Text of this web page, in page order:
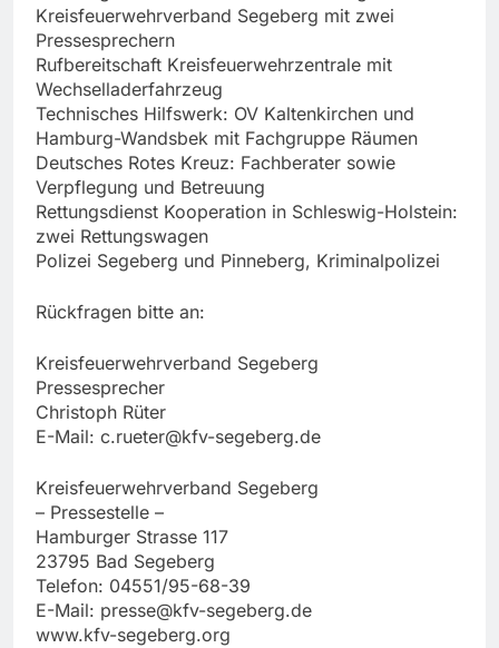
Kreisfeuerwehrverband Segeberg mit zwei
Pressesprechern
Rufbereitschaft Kreisfeuerwehrzentrale mit
Wechselladerfahrzeug
Technisches Hilfswerk: OV Kaltenkirchen und
Hamburg-Wandsbek mit Fachgruppe Räumen
Deutsches Rotes Kreuz: Fachberater sowie
Verpflegung und Betreuung
Rettungsdienst Kooperation in Schleswig-Holstein:
zwei Rettungswagen
Polizei Segeberg und Pinneberg, Kriminalpolizei
Rückfragen bitte an:
Kreisfeuerwehrverband Segeberg
Pressesprecher
Christoph Rüter
E-Mail: c.rueter@kfv-segeberg.de
Kreisfeuerwehrverband Segeberg
– Pressestelle –
Hamburger Strasse 117
23795 Bad Segeberg
Telefon: 04551/95-68-39
E-Mail: presse@kfv-segeberg.de
www.kfv-segeberg.org